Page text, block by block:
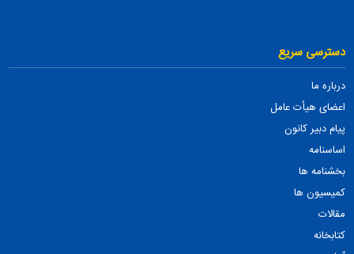
دسترسی سریع
درباره ما
اعضای هیأت عامل
پیام دبیر کانون
اساسنامه
بخشنامه ها
کمیسیون ها
مقالات
کتابخانه